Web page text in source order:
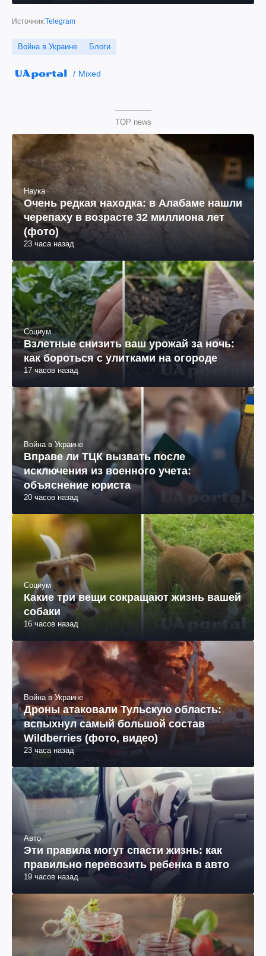
Источник:Telegram
Война в Украине Блоги
Mixed
TOP news
Наука
Очень редкая находка: в Алабаме нашли
черепаху в возрасте 32 миллиона лет
(фото)
23 часа назад
Социум
Взлетные снизить ваш урожай за ночь:
как бороться с улитками на огороде
17 часов назад
Война в Украине
Вправе ли ТЦК вызвать после
исключения из военного учета:
объяснение юриста
20 часов назад
Социум
Какие три вещи сокращают жизнь вашей
собаки
16 часов назад
Война в Украине
Дроны атаковали Тульскую область:
вспыхнул самый большой состав
Wildberries (фото, видео)
23 часа назад
Авто
Эти правила могут спасти жизнь: как
правильно перевозить ребенка в авто
19 часов назад